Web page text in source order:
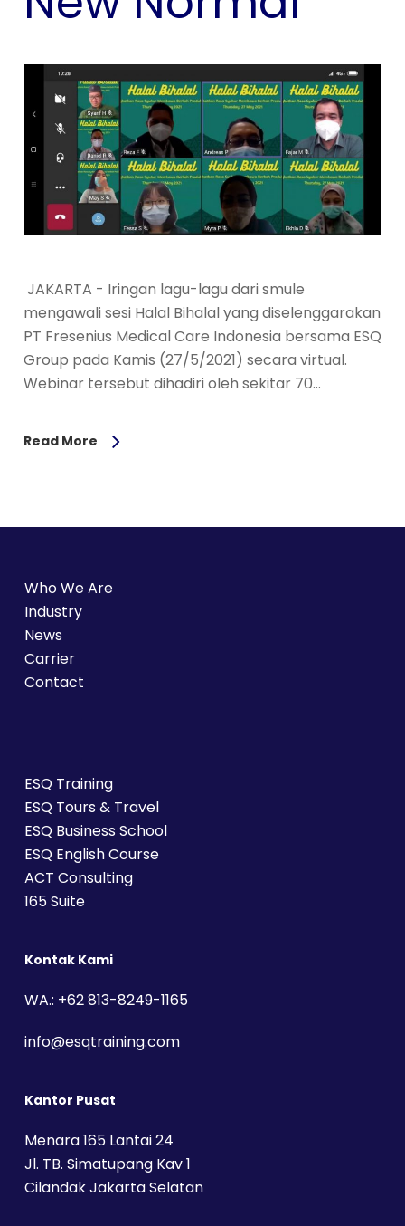
JAKARTA - Iringan lagu-lagu dari smule
mengawali sesi Halal Bihalal yang diselenggarakan
PT Fresenius Medical Care Indonesia bersama ESQ
Group pada Kamis (27/5/2021) secara virtual.
Webinar tersebut dihadiri oleh sekitar 70…
Read More
Who We Are
Industry
News
Carrier
Contact
ESQ Training
ESQ Tours & Travel
ESQ Business School
ESQ English Course
ACT Consulting
165 Suite
Kontak Kami
WA.: +62 813-8249-1165
info@esqtraining.com
Kantor Pusat
Menara 165 Lantai 24
Jl. TB. Simatupang Kav 1
Cilandak Jakarta Selatan